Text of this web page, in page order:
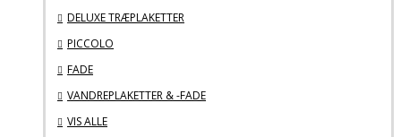
DELUXE TRÆPLAKETTER
PICCOLO
FADE
VANDREPLAKETTER & -FADE
VIS ALLE